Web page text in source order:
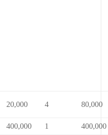
20,000 4 80,000
400,000 1 400,000